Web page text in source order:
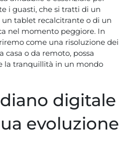
i guasti, che si tratti di un
tablet recalcitrante o di un
nel momento peggiore. In
come una risoluzione dei
casa o da remoto, possa
la tranquillità in un mondo
digitale
evoluzione